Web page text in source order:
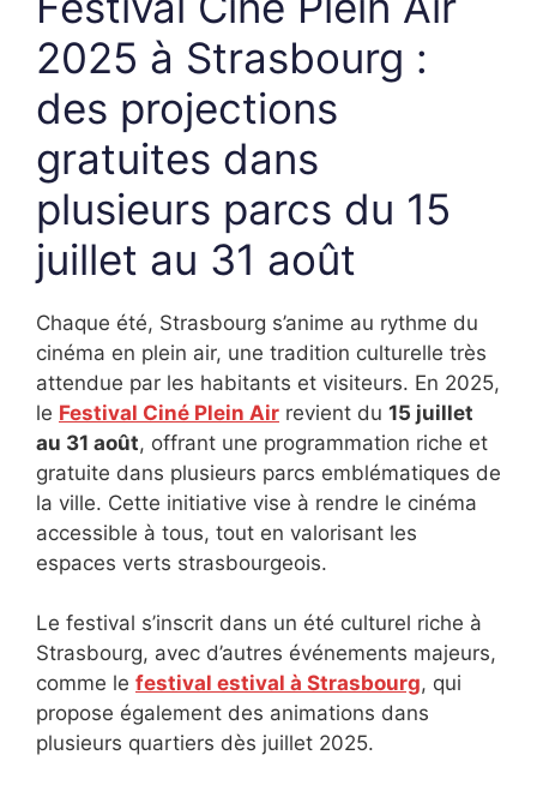
2025 à Strasbourg :
des projections
gratuites dans
plusieurs parcs du 15
juillet au 31 août
Chaque été, Strasbourg s’anime au rythme du
cinéma en plein air, une tradition culturelle très
attendue par les habitants et visiteurs. En 2025,
le Festival Ciné Plein Air revient du 15 juillet
au 31 août, offrant une programmation riche et
gratuite dans plusieurs parcs emblématiques de
la ville. Cette initiative vise à rendre le cinéma
accessible à tous, tout en valorisant les
espaces verts strasbourgeois.
Le festival s’inscrit dans un été culturel riche à
Strasbourg, avec d’autres événements majeurs,
comme le festival estival à Strasbourg, qui
propose également des animations dans
plusieurs quartiers dès juillet 2025.